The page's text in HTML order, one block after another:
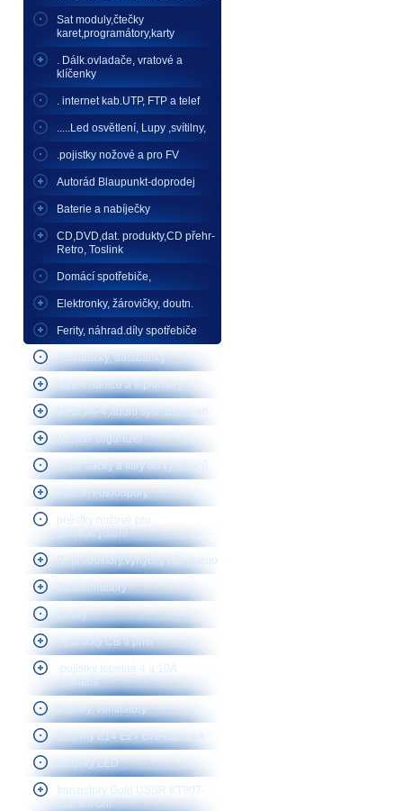
Sat moduly,čtečky
karet,programátory,karty
. Dálk.ovladače, vratové a
klíčenky
. internet kab.UTP, FTP a telef
.....Led osvětlení, Lupy ,svítilny,
.pojistky nožové a pro FV
Autorád Blaupunkt-doprodej
Baterie a nabíječky
CD,DVD,dat. produkty,CD přehr-
Retro, Toslink
Domácí spotřebiče,
Elektronky, žárovičky, doutn.
Ferity, náhrad.díly spotřebiče
Kalkulačky, databanky
Meteostanice a teploměry
MP3 ,MP4,audio syst.,Bluetooh
Nářadí- organizér
Papír sáčky a filtry do vysavačů
Patice, Fotoodpory
pojistky nožové pro
polovod.jištění
Reproduktory,vyhybky ND gramo
transformátory
Uhlíky
Vysílačky CB a přísl
-pojistky tepelné 4 a 10A
nevratné
sirenky, ventilátory
žárovky E14 E27 čiré-barevné
žárovky LED
tranzistory Gold USSR KT907-
922 vhf-uhf